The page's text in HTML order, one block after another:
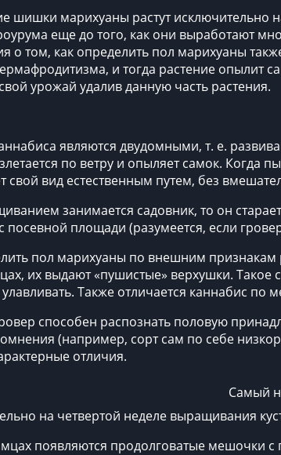
марихуаны растут исключительно
еще до того, как они выработают
о том, как определить пол марихуаны
и тогда растение опылит
урожай удалив данную часть растения.
являются двудомными, т. е.
по ветру и опыляет самок. Когда
свой вид естественным путем, без
занимается садовник, то он
посевной площади (разумеется, если
пол марихуаны по внешним признакам
их выдают «пушистые» верхушки. Такое
Также отличается каннабис
способен распознать половую
(например, сорт сам по себе
отличия.
Самый
на четвертой неделе выращивания
появляются продолговатые мешочки